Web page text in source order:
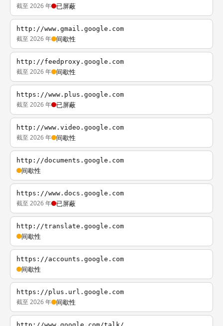
截至 2026 年 已屏蔽
http://www.gmail.google.com
截至 2026 年 间歇性
http://feedproxy.google.com
截至 2026 年 间歇性
https://www.plus.google.com
截至 2026 年 已屏蔽
http://www.video.google.com
截至 2026 年 间歇性
http://documents.google.com
间歇性
https://www.docs.google.com
截至 2026 年 已屏蔽
http://translate.google.com
间歇性
https://accounts.google.com
间歇性
https://plus.url.google.com
截至 2026 年 间歇性